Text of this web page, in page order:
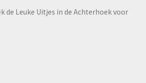
de Leuke Uitjes in de Achterhoek voor